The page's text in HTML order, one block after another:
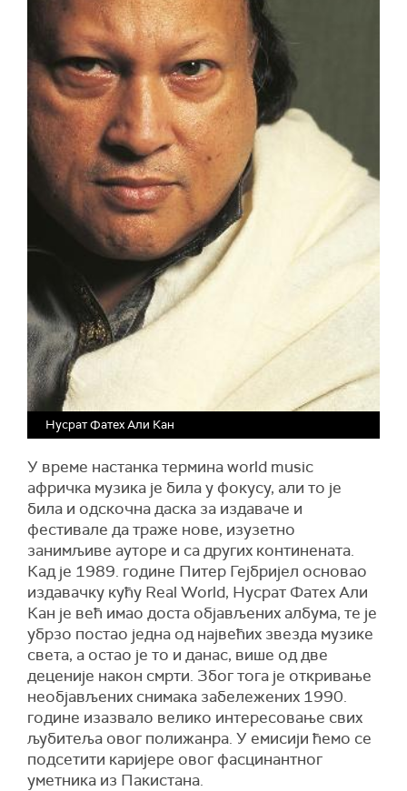
Нусрат Фатех Али Кан
У време настанка термина world music
афричка музика је била у фокусу, али то је
била и одскочна даска за издаваче и
фестивале да траже нове, изузетно
занимљиве ауторе и са других континената.
Кад је 1989. године Питер Гејбријел основао
издавачку кућу Real World, Нусрат Фатех Али
Кан је већ имао доста објављених албума, те је
убрзо постао једна од највећих звезда музике
света, а остао је то и данас, више од две
деценије након смрти. Због тога је откривање
необјављених снимака забележених 1990.
године изазвало велико интересовање свих
љубитеља овог полижанра. У емисији ћемо се
подсетити каријере овог фасцинантног
уметника из Пакистана.